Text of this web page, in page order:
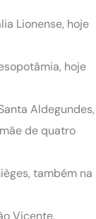
Lionense, hoje
hoje
Aldegundes,
de quatro
também na
Vicente,